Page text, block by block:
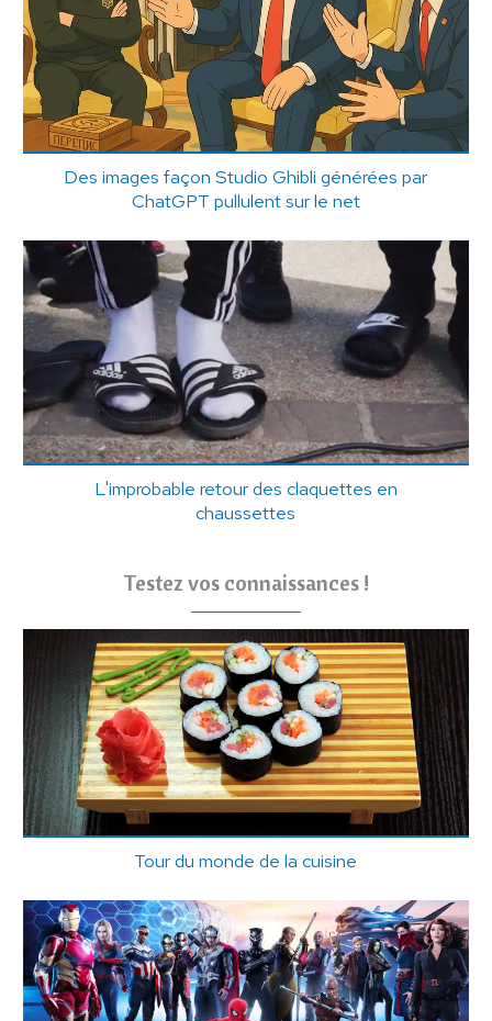
Des images façon Studio Ghibli générées par
ChatGPT pullulent sur le net
L'improbable retour des claquettes en
chaussettes
Testez vos connaissances !
Tour du monde de la cuisine